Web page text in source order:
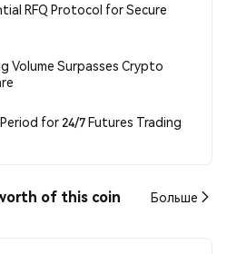
RFQ Protocol for Secure
Volume Surpasses Crypto
for 24/7 Futures Trading
of this coin
Больше